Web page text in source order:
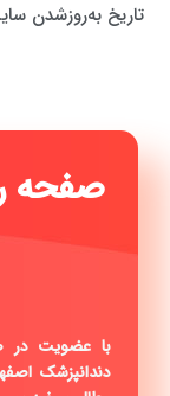
تاریخ به‌روزشدن
با عضویت در
دندانپزشک